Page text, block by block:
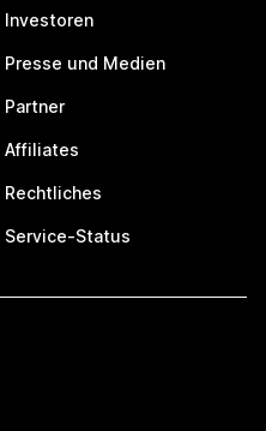
Investoren
Presse und Medien
Partner
Affiliates
Rechtliches
Service-Status